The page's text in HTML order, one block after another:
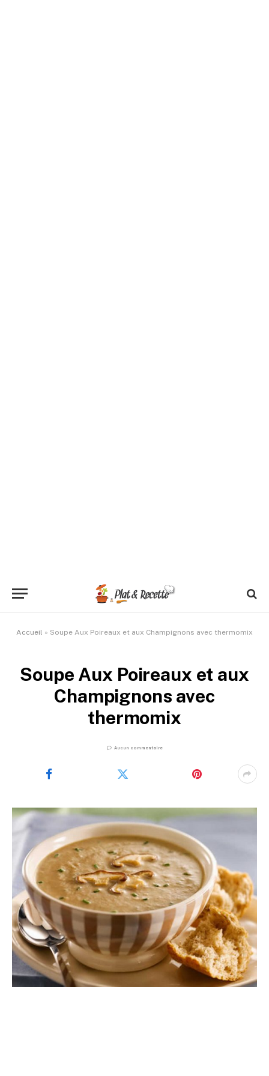
Accueil » Soupe Aux Poireaux et aux Champignons avec thermomix
Soupe Aux Poireaux et aux
Champignons avec
thermomix
Aucun commentaire